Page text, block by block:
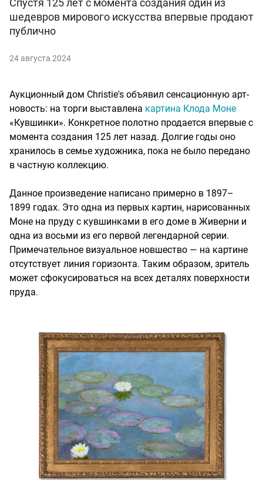
Спустя 125 лет с момента создания один из
шедевров мирового искусства впервые продают
публично
24 августа 2024
Аукционный дом Christie's объявил сенсационную арт-
новость: на торги выставлена картина Клода Моне
«Кувшинки». Конкретное полотно продается впервые с
момента создания 125 лет назад. Долгие годы оно
хранилось в семье художника, пока не было передано
в частную коллекцию.
Данное произведение написано примерно в 1897–
1899 годах. Это одна из первых картин, нарисованных
Моне на пруду с кувшинками в его доме в Живерни и
одна из восьми из его первой легендарной серии.
Примечательное визуальное новшество — на картине
отсутствует линия горизонта. Таким образом, зритель
может сфокусироваться на всех деталях поверхности
пруда.